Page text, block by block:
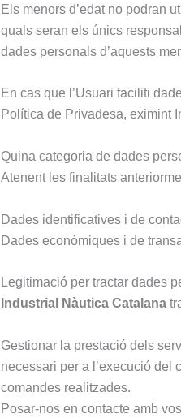
Els menors d’edat no podran
quals seran els únics
dades personals d’aquests
En cas que l’Usuari faciliti
Política de Privadesa, eximint
Quina categoria de dades
Atenent les finalitats
Dades identificatives i de
Dades econòmiques i de
Legitimació per tractar dades
Industrial Nàutica Catalana
Gestionar la prestació dels
necessari per a l’execució del
comandes realitzades.
Posar-nos en contacte amb